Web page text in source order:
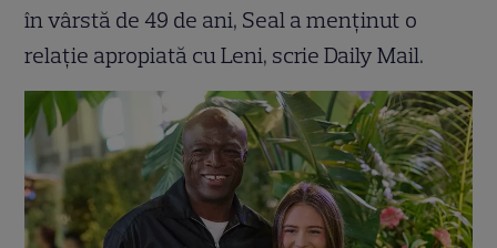
în vârstă de 49 de ani, Seal a menținut o
relație apropiată cu Leni, scrie Daily Mail.